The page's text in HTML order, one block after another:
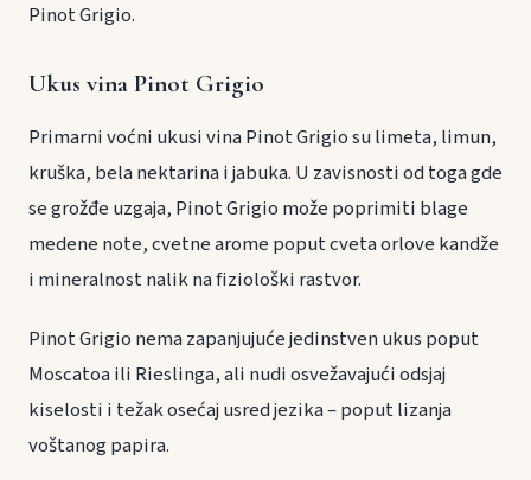
Pinot Grigio.
Ukus vina Pinot Grigio
Primarni voćni ukusi vina Pinot Grigio su limeta, limun,
kruška, bela nektarina i jabuka. U zavisnosti od toga gde
se grožđe uzgaja, Pinot Grigio može poprimiti blage
medene note, cvetne arome poput cveta orlove kandže
i mineralnost nalik na fiziološki rastvor.
Pinot Grigio nema zapanjujuće jedinstven ukus poput
Moscatoa ili Rieslinga, ali nudi osvežavajući odsjaj
kiselosti i težak osećaj usred jezika – poput lizanja
voštanog papira.